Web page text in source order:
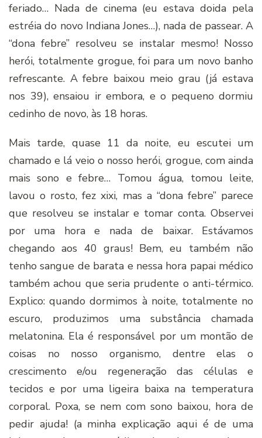
feriado… Nada de cinema (eu estava doida pela
estréia do novo Indiana Jones…), nada de passear. A
“dona febre” resolveu se instalar mesmo! Nosso
herói, totalmente grogue, foi para um novo banho
refrescante. A febre baixou meio grau (já estava
nos 39), ensaiou ir embora, e o pequeno dormiu
cedinho de novo, às 18 horas.
Mais tarde, quase 11 da noite, eu escutei um
chamado e lá veio o nosso herói, grogue, com ainda
mais sono e febre… Tomou água, tomou leite,
lavou o rosto, fez xixi, mas a “dona febre” parece
que resolveu se instalar e tomar conta. Observei
por uma hora e nada de baixar. Estávamos
chegando aos 40 graus! Bem, eu também não
tenho sangue de barata e nessa hora papai médico
também achou que seria prudente o anti-térmico.
Explico: quando dormimos à noite, totalmente no
escuro, produzimos uma substância chamada
melatonina. Ela é responsável por um montão de
coisas no nosso organismo, dentre elas o
crescimento e/ou regeneração das células e
tecidos e por uma ligeira baixa na temperatura
corporal. Poxa, se nem com sono baixou, hora de
pedir ajuda! (a minha explicação aqui é de uma